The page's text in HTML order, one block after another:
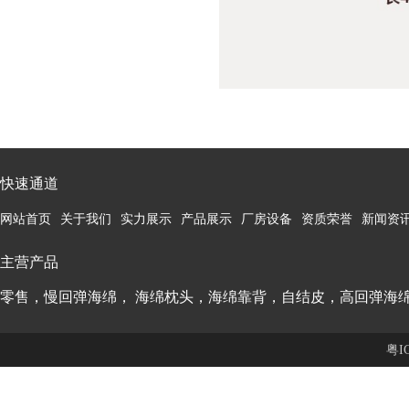
快速通道
网站首页 关于我们 实力展示 产品展示 厂房设备 资质荣誉 新闻资
主营产品
零售，慢回弹海绵， 海绵枕头，海绵靠背，自结皮，高回弹海
粤